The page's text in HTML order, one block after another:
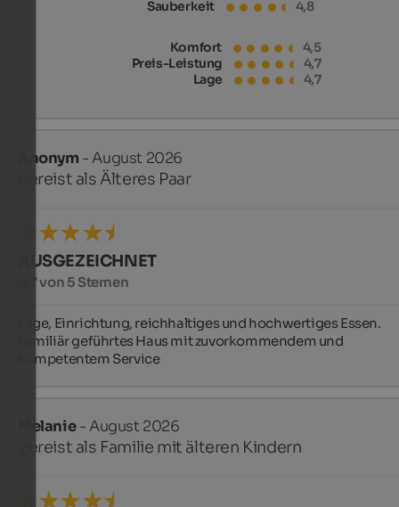
Sauberkeit
4,8
Komfort
4,5
Preis-Leistung
4,7
Lage
4,7
Anonym - August 2026
gereist als Älteres Paar
AUSGEZEICHNET
4,7 von 5 Sternen
Lage, Einrichtung, reichhaltiges und hochwertiges Essen.
Familiär geführtes Haus mit zuvorkommendem und
kompetentem Service
Melanie- August 2026
gereist als Familie mit älteren Kindern